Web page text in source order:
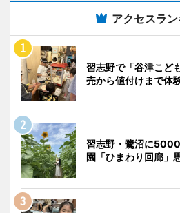
アクセスラ
習志野で「谷津こど
売から値付けまで体
習志野・鷺沼に
園「ひまわり回廊」